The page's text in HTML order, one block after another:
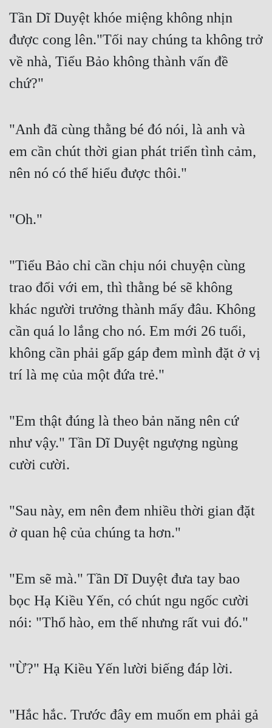
Gia Đấu
Góc Nhìn Nam
Góc Nhìn Nữ
Huyền Huyễn
Huyền Ảo
Hài Hước
Kiếm Hiệp
Kỳ Huyễn
Kỳ Ảo
Linh Dị
Lịch Sử
Mưu Mô
Nữ Phụ
Phong Thủy - Tâm Linh
Phản Phái
Quân Sự
Tần Dĩ Duyệt khóe miệng không nhịn
được cong lên."Tối nay chúng ta không trở
về nhà, Tiểu Bảo không thành vấn đề
chứ?"
"Anh đã cùng thằng bé đó nói, là anh và
em cần chút thời gian phát triển tình cảm,
nên nó có thể hiểu được thôi."
"Oh."
"Tiểu Bảo chỉ cần chịu nói chuyện cùng
trao đổi với em, thì thằng bé sẽ không
khác người trưởng thành mấy đâu. Không
cần quá lo lắng cho nó. Em mới 26 tuổi,
không cần phải gấp gáp đem mình đặt ở vị
trí là mẹ của một đứa trẻ."
"Em thật đúng là theo bản năng nên cứ
như vậy." Tần Dĩ Duyệt ngượng ngùng
cười cười.
"Sau này, em nên đem nhiều thời gian đặt
ở quan hệ của chúng ta hơn."
"Em sẽ mà." Tần Dĩ Duyệt đưa tay bao
bọc Hạ Kiều Yến, có chút ngu ngốc cười
nói: "Thổ hào, em thế nhưng rất vui đó."
"Ừ?" Hạ Kiều Yến lười biếng đáp lời.
"Hắc hắc. Trước đây em muốn em phải gả